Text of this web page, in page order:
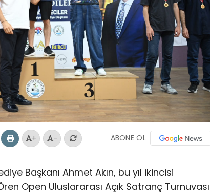
+ - ABONE OL
Başkanı Ahmet Akın, bu yıl ikincisi
Open Uluslararası Açık Satranç Turnuvası